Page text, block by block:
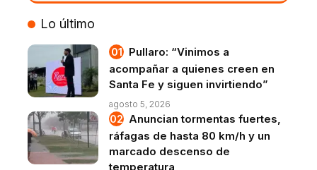
VIVO
Lo último
Pullaro: “Vinimos a
acompañar a quienes creen en
Santa Fe y siguen invirtiendo”
agosto 5, 2026
Anuncian tormentas fuertes,
ráfagas de hasta 80 km/h y un
marcado descenso de
temperatura